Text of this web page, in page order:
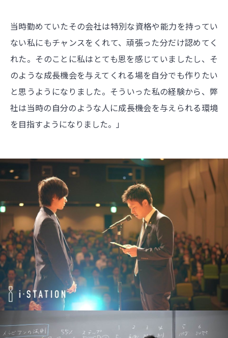
当時勤めていたその会社は特別な資格や能力を持ってい
ない私にもチャンスをくれて、頑張った分だけ認めてく
れた。そのことに私はとても恩を感じていましたし、そ
のような成長機会を与えてくれる場を自分でも作りたい
と思うようになりました。そういった私の経験から、弊
社は当時の自分のような人に成長機会を与えられる環境
を目指すようになりました。」